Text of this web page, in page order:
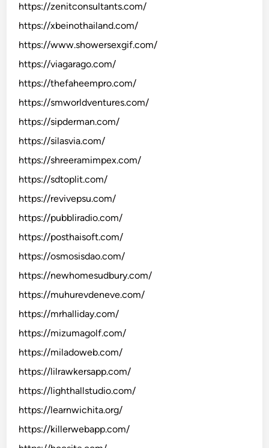
https://zenitconsultants.com/
https://xbeinothailand.com/
https://www.showersexgif.com/
https://viagarago.com/
https://thefaheempro.com/
https://smworldventures.com/
https://sipderman.com/
https://silasvia.com/
https://shreeramimpex.com/
https://sdtoplit.com/
https://revivepsu.com/
https://pubbliradio.com/
https://posthaisoft.com/
https://osmosisdao.com/
https://newhomesudbury.com/
https://muhurevdeneve.com/
https://mrhalliday.com/
https://mizumagolf.com/
https://miladoweb.com/
https://lilrawkersapp.com/
https://lighthallstudio.com/
https://learnwichita.org/
https://killerwebapp.com/